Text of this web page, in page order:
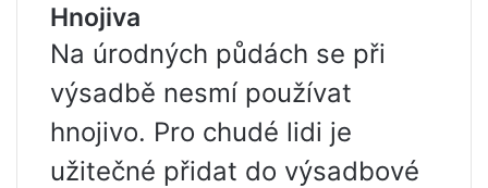
Hnojiva
Na úrodných půdách se při
výsadbě nesmí používat
hnojivo. Pro chudé lidi je
užitečné přidat do výsadbové